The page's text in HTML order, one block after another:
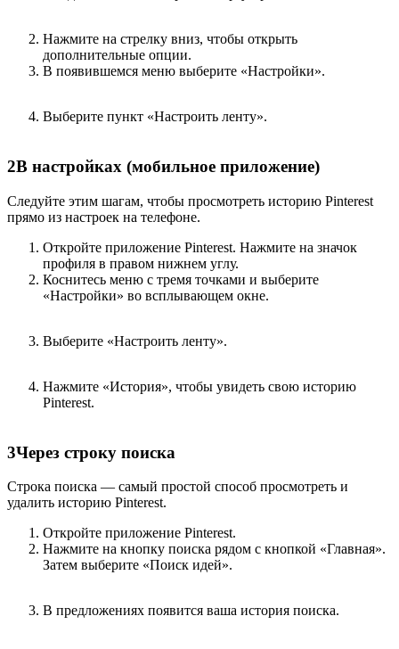
Нажмите на стрелку вниз, чтобы открыть
дополнительные опции.
В появившемся меню выберите «Настройки».
Выберите пункт «Настроить ленту».
2В настройках (мобильное приложение)
Следуйте этим шагам, чтобы просмотреть историю Pinterest
прямо из настроек на телефоне.
Откройте приложение Pinterest. Нажмите на значок
профиля в правом нижнем углу.
Коснитесь меню с тремя точками и выберите
«Настройки» во всплывающем окне.
Выберите «Настроить ленту».
Нажмите «История», чтобы увидеть свою историю
Pinterest.
3Через строку поиска
Строка поиска — самый простой способ просмотреть и
удалить историю Pinterest.
Откройте приложение Pinterest.
Нажмите на кнопку поиска рядом с кнопкой «Главная».
Затем выберите «Поиск идей».
В предложениях появится ваша история поиска.